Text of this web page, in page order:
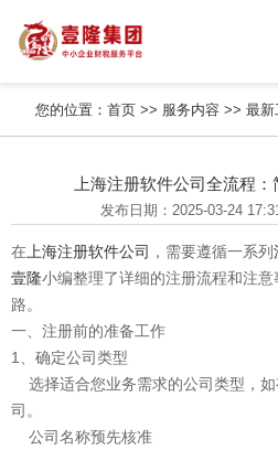
您的位置：首页 >> 服务内容 >>最新
上海注册软件公司全流程
发布日期：2025-03-24
在 上海注册软件公司 ，需要遵循一系列
壹隆小编整理了详细的注册流程和注
路。
一、注册前的准备工作
1、确定公司类型
选择适合您业务需求的公司类型，
司。
公司名称预先核准